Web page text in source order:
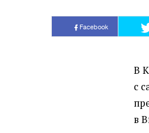
Facebook
В
с
в